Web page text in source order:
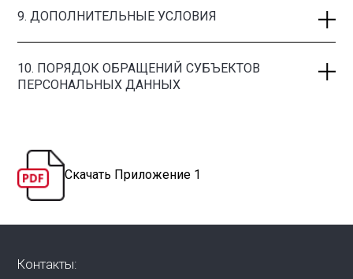
9. ДОПОЛНИТЕЛЬНЫЕ УСЛОВИЯ
10. ПОРЯДОК ОБРАЩЕНИЙ СУБЪЕКТОВ
ПЕРСОНАЛЬНЫХ ДАННЫХ
Скачать Приложение 1
Контакты: